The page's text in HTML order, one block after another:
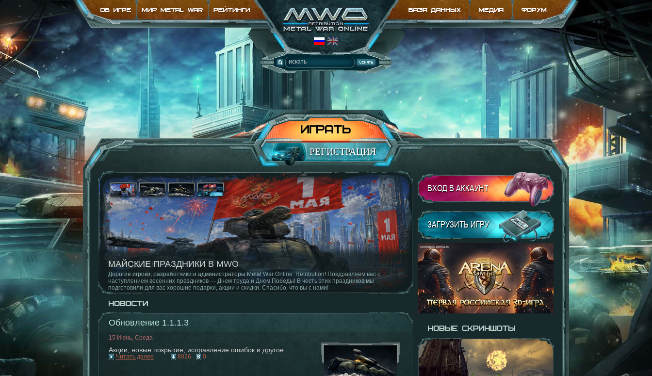
ИГРАТЬ
РЕГИСТРАЦИЯ
ОБНОВЛЕНИЕ 1.1.8.0
Новый режим, баланс на картах, исправления клиента
Обновление 1.1.1.3
15 Июнь, Среда
Акции, новые покрытие, исправление ошибок и другое...
Читать далее 8026 0
ВХОД В АККАУНТ
ЗАГРУЗИТЬ ИГРУ